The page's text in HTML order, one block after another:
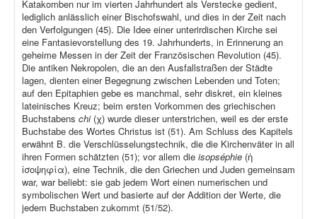
Katakomben nur im vierten Jahrhundert als Verstecke gedient,
lediglich anlässlich einer Bischofswahl, und dies in der Zeit nach
den Verfolgungen (45). Die Idee einer unterirdischen Kirche sei
eine Fantasievorstellung des 19. Jahrhunderts, in Erinnerung an
geheime Messen in der Zeit der Französischen Revolution (45).
Die antiken Nekropolen, die an den Ausfallstraßen der Städte
lagen, dienten einer Begegnung zwischen Lebenden und Toten;
auf den Epitaphien gebe es manchmal, sehr diskret, ein kleines
lateinisches Kreuz; beim ersten Vorkommen des griechischen
Buchstabens chi (χ) wurde dieser unterstrichen, weil es der erste
Buchstabe des Wortes Christus ist (51). Am Schluss des Kapitels
erwähnt B. die Verschlüsselungstechnik, die die Kirchenväter in all
ihren Formen schätzten (51); vor allem die isopséphie (ἡ
ἰσοψηφία), eine Technik, die den Griechen und Juden gemeinsam
war, war beliebt: sie gab jedem Wort einen numerischen und
symbolischen Wert und basierte auf der Addition der Werte, die
jedem Buchstaben zukommt (51/52).